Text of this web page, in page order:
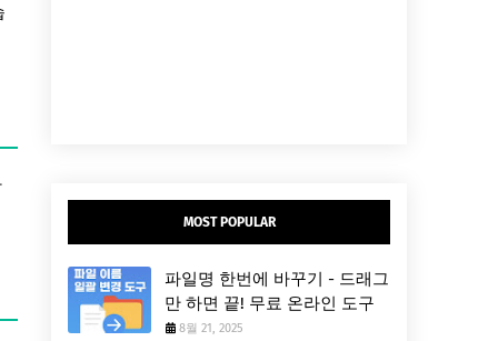
MOST POPULAR
파일명 한번에 바꾸기 - 드래그
만 하면 끝! 무료 온라인 도구
8월 21, 2025